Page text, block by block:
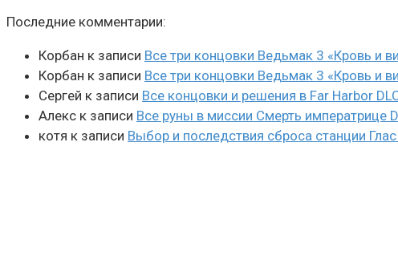
Последние комментарии:
Корбан к записи Все три концовки Ведьмак 3 «Кровь и
Корбан к записи Все три концовки Ведьмак 3 «Кровь и
Сергей к записи Все концовки и решения в Far Harbor
Алекс к записи Все руны в миссии Смерть императрице
котя к записи Выбор и последствия сброса станции